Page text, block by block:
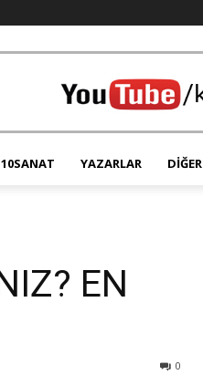
10SANAT YAZARLAR DIĞER
EN
0